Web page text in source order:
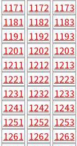
1171 1172 1173
1181 1182 1183
1191 1192 1193
1201 1202 1203
1211 1212 1213
1221 1222 1223
1231 1232 1233
1241 1242 1243
1251 1252 1253
1261 1262 1263